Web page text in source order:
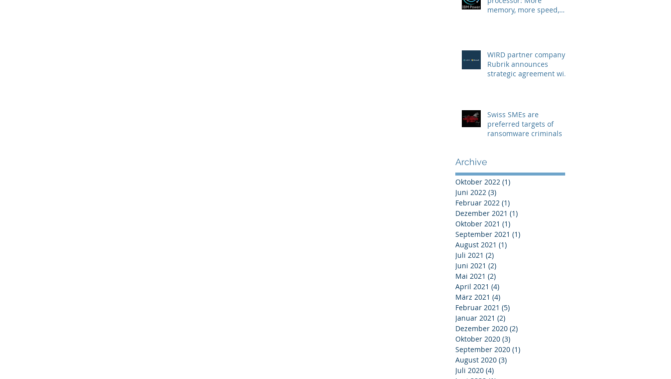
memory, more speed,
WIRD partner company
Rubrik announces
strategic agreement with
Swiss SMEs are
preferred targets of
ransomware criminals
Archive
Oktober 2022 (1)
Juni 2022 (3)
Februar 2022 (1)
Dezember 2021 (1)
Oktober 2021 (1)
September 2021 (1)
August 2021 (1)
Juli 2021 (2)
Juni 2021 (2)
Mai 2021 (2)
April 2021 (4)
März 2021 (4)
Februar 2021 (5)
Januar 2021 (2)
Dezember 2020 (2)
Oktober 2020 (3)
September 2020 (1)
August 2020 (3)
Juli 2020 (4)